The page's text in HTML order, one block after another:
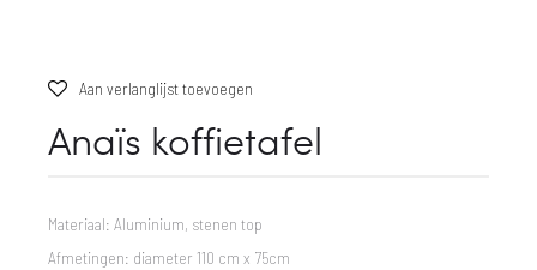
Aan verlanglijst toevoegen
Anaïs koffietafel
Materiaal: Aluminium, stenen top
Afmetingen: diameter 110 cm x 75cm